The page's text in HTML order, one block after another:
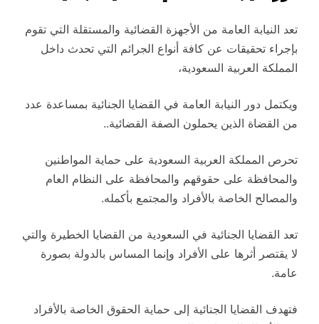
تعد النيابة العامة من الأجهزة القضائية والمستقلة التي تقوم
بإجراء تحقيقات عن كافة أنواع الجرائم التي تحدث داخل
المملكة العربية السعودية،
ويكتمل دور النيابة العامة في القضايا الجنائية بمساعدة عدد
من القضاة الذين يحملون الصفة القضائية..
تحرص المملكة العربية السعودية على حماية المواطنين
والمحافظة على حقوقهم والمحافظة على النظام العام
والمصالح الخاصة بالأفراد والمجتمع بأكمله.
تعد القضايا الجنائية في السعودية من القضايا الخطيرة والتي
لا يقتصر أثرها على الأفراد وإنما المساس بالدولة بصورة
عامة.
فتهدف القضايا الجنائية إلى حماية الحقوق الخاصة بالأفراد